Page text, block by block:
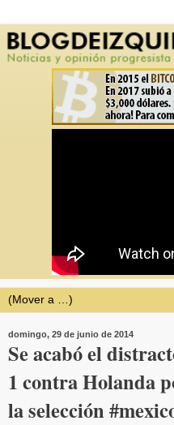
domingo, 29 de junio de 2014
Se acabó el
1 contra Holanda
la selección